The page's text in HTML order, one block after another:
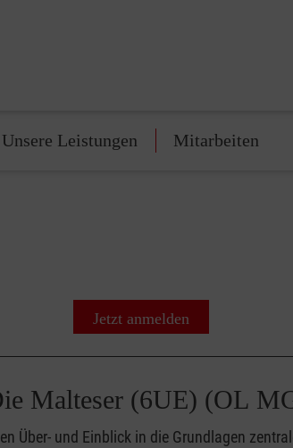
Unsere Leistungen Mitarbeiten
Jetzt anmelden
Malteser (6UE) (OL
Über- und Einblick in die Grundlagen